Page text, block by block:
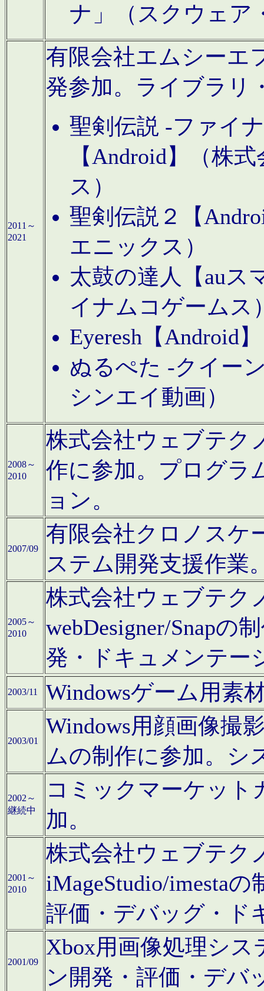
ナ」（スクウェア
2011～
2021
有限会社エムシーエ
発参加。ライブラリ
聖剣伝説 -ファイ
【Android】（株
ス）
聖剣伝説２【
エニックス）
太鼓の達人【auス
イナムコゲームス
Eyeresh【Android
ぬるぺた -クイー
シンエイ動画）
2008～
2010
株式会社ウェブテク
作に参加。プログラ
ョン。
2007/09
有限会社クロノスケ
ステム開発支援作業
2005～
2010
株式会社ウェブテク
webDesigner/Snapの
発・ドキュメンテー
2003/11 Windowsゲーム用素
2003/01
Windows用顔画像撮
ムの制作に参加。シ
2002～
継続中
コミックマーケット
加。
2001～
2010
株式会社ウェブテク
iMageStudio/imesta
評価・デバッグ・ド
2001/09
Xbox用画像処理シ
ン開発・評価・デバ